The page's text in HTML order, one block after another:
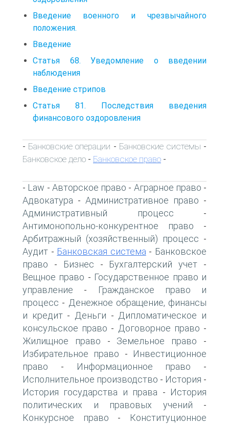
Введение военного и чрезвычайного
положения.
Введение
Статья 68. Уведомление о введении
наблюдения
Введение стрипов
Статья 81. Последствия введения
финансового оздоровления
- Банковские операции - Банковские системы -
Банковское дело - Банковское право -
- Law - Авторское право - Аграрное право -
Адвокатура - Административное право -
Административный процесс -
Антимонопольно-конкурентное право -
Арбитражный (хозяйственный) процесс -
Аудит - Банковская система - Банковское
право - Бизнес - Бухгалтерский учет -
Вещное право - Государственное право и
управление -
Гражданское право и
процесс - Денежное обращение, финансы
и кредит- Деньги - Дипломатическое и
консульское право - Договорное право -
Жилищное право - Земельное право -
Избирательное право -
Инвестиционное
право - Информационное право -
Исполнительное производство - История -
История государства и права -
История
политических и правовых учений -
Конкурсное право -
Конституционное